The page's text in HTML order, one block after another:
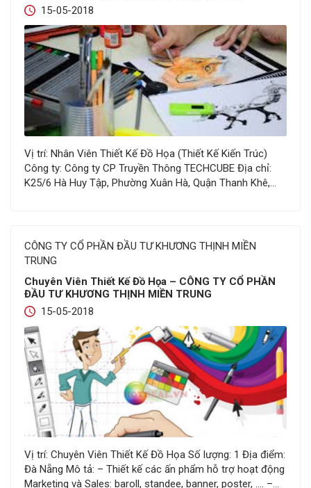
15-05-2018
Vị trí: Nhân Viên Thiết Kế Đồ Họa (Thiết Kế Kiến Trúc)
Công ty: Công ty CP Truyền Thông TECHCUBE Địa chỉ:
K25/6 Hà Huy Tập, Phường Xuân Hà, Quận Thanh Khê,
CÔNG TY CỔ PHẦN ĐẦU TƯ KHƯƠNG THỊNH MIỀN
TRUNG
Chuyên Viên Thiết Kế Đồ Họa – CÔNG TY CỔ PHẦN
ĐẦU TƯ KHƯƠNG THỊNH MIỀN TRUNG
15-05-2018
Vị trí: Chuyên Viên Thiết Kế Đồ Họa Số lượng: 1 Địa điểm:
Đà Nẵng Mô tả: – Thiết kế các ấn phẩm hỗ trợ hoạt động
Marketing và Sales: baroll, standee, banner, poster, …. –